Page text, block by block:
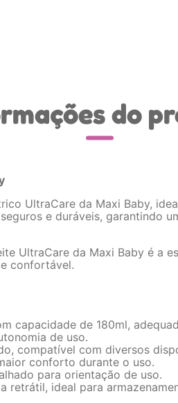
do
UltraCare da Maxi Baby,
e duráveis, garantindo
UltraCare da Maxi Baby é a
confortável.
capacidade de 180ml,
de uso.
compatível com diversos
conforto durante o uso.
para orientação de uso.
retrátil, ideal para